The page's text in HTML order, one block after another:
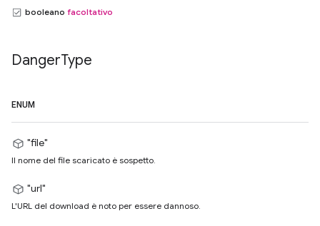
booleano facoltativo
DangerType
ENUM
"file"
Il nome del file scaricato è sospetto.
"url"
L'URL del download è noto per essere dannoso.